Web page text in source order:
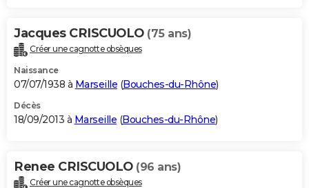
Jacques CRISCUOLO (75 ans)
Créer une cagnotte obsèques
Naissance
07/07/1938 à Marseille (Bouches-du-Rhône)
Décès
18/09/2013 à Marseille (Bouches-du-Rhône)
Renee CRISCUOLO (96 ans)
Créer une cagnotte obsèques